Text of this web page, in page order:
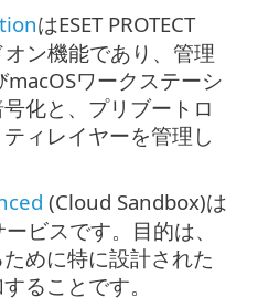
はESET PROTECT
ン機能であり、管理
ワークステーシ
化と、プリブートロ
ィレイヤーを管理し
(Cloud Sandbox)は
ビスです。目的は、
めに特に設計された
ることです。